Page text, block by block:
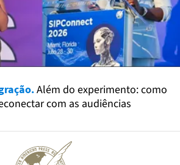
Além do experimento: como
com as audiências